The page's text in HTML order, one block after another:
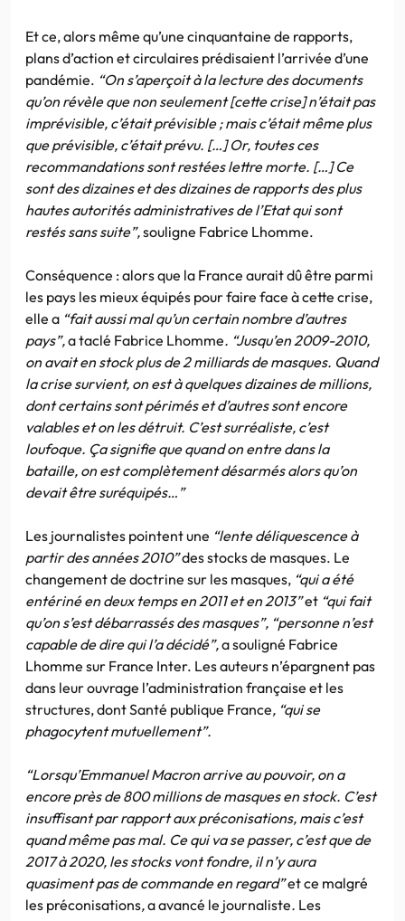
Et ce, alors même qu’une cinquantaine de rapports,
plans d’action et circulaires prédisaient l’arrivée d’une
pandémie. “On s’aperçoit à la lecture des documents
qu’on révèle que non seulement [cette crise] n’était pas
imprévisible, c’était prévisible ; mais c’était même plus
que prévisible, c’était prévu. […] Or, toutes ces
recommandations sont restées lettre morte. […] Ce
sont des dizaines et des dizaines de rapports des plus
hautes autorités administratives de l’Etat qui sont
restés sans suite”,souligne Fabrice Lhomme.
Conséquence : alors que la France aurait dû être parmi
les pays les mieux équipés pour faire face à cette crise,
elle a “fait aussi mal qu’un certain nombre d’autres
pays”,a taclé Fabrice Lhomme. “Jusqu’en 2009-2010,
on avait en stock plus de 2 milliards de masques. Quand
la crise survient, on est à quelques dizaines de millions,
dont certains sont périmés et d’autres sont encore
valables et on les détruit. C’est surréaliste, c’est
loufoque. Ça signifie que quand on entre dans la
bataille, on est complètement désarmés alors qu’on
devait être suréquipés…”
Les journalistes pointent une “lente déliquescence à
partir des années 2010”des stocks de masques. Le
changement de doctrine sur les masques, “qui a été
entériné en deux temps en 2011 et en 2013”et “qui fait
qu’on s’est débarrassés des masques”, “personne n’est
capable de dire qui l’a décidé”,a souligné Fabrice
Lhomme sur France Inter. Les auteurs n’épargnent pas
dans leur ouvrage l’administration française et les
structures, dont Santé publique France, “qui se
phagocytent mutuellement”.
“Lorsqu’Emmanuel Macron arrive au pouvoir, on a
encore près de 800 millions de masques en stock. C’est
insuffisant par rapport aux préconisations, mais c’est
quand même pas mal. Ce qui va se passer, c’est que de
2017 à 2020, les stocks vont fondre, il n’y aura
quasiment pas de commande en regard”et ce malgré
les préconisations,a avancé le journaliste. Les